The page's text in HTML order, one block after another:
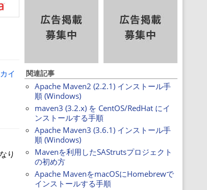
イ
り
関連記事
Apache Maven2 (2.2.1) インストール手
順 (Windows)
maven3 (3.2.x) を CentOS/RedHat にイ
ンストールする手順
Apache Maven3 (3.6.1) インストール手
順 (Windows)
Mavenを利用したSAStrutsプロジェクト
の初め方
Apache MavenをmacOSにHomebrewで
インストールする手順